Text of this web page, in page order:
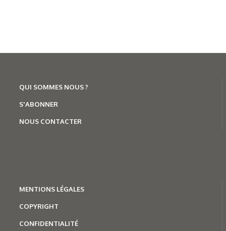
QUI SOMMES NOUS ?
S'ABONNER
NOUS CONTACTER
MENTIONS LÉGALES
COPYRIGHT
CONFIDENTIALITÉ